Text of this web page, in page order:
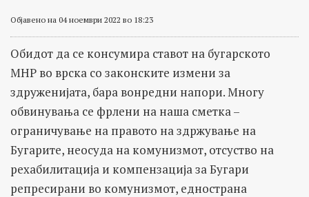
Објавено на 04 ноември 2022 во 18:23
Обидот да се консумира ставот на бугарското
МНР во врска со законските измени за
здруженијата, бара вонредни напори. Многу
обвинувања се фрлени на наша сметка –
ограничување на правото на здржување на
Бугарите, неосуда на комунизмот, отсуство на
рехабилитација и компензација за Бугари
репресирани во комунизмот, еднострана